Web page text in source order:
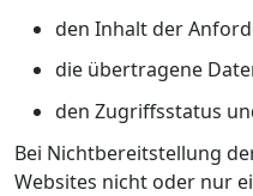
den Inhalt der
die übertragene
den Zugriffsstatus
Bei Nichtbereitstellung
Websites nicht oder nur